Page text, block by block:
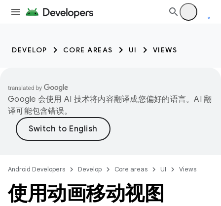
DEVELOP CORE AREAS UI VIEWS
Google 会使用 AI 技术将内容翻译成您偏好的语言。AI 翻
译可能包含错误。
Android Developers Develop Core areas UI Views
使用动画移动视图